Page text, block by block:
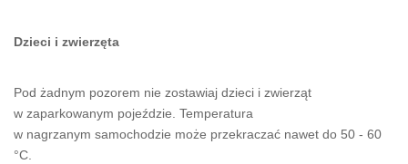
Dzieci i zwierzęta
Pod żadnym pozorem nie zostawiaj dzieci i zwierząt
w zaparkowanym pojeździe. Temperatura
w nagrzanym samochodzie może przekraczać nawet do 50 - 60
°C.